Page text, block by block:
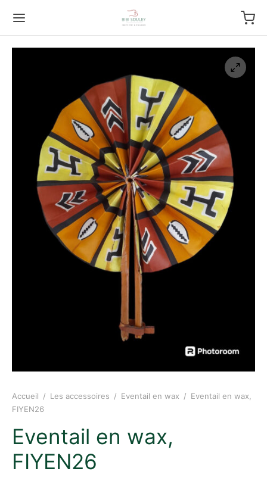
Accueil / Les accessoires / Eventail en wax / Eventail en wax,
FIYEN26
Eventail en wax,
FIYEN26